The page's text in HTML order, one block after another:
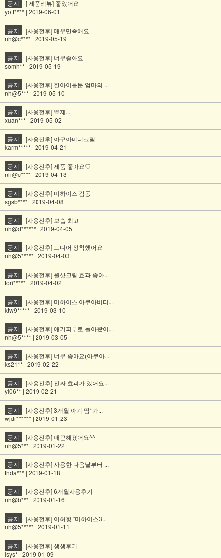
공지
[ 제품리뷰] 좋았어요
yott**** | 2019-06-01
공지
[사용전후] 매우만족해요
nh@c**** | 2019-05-19
공지
[사용전후] 너무좋아요
somh** | 2019-05-19
공지
[사용전후] 한아이를둔 엄마의 ...
nh@5*** | 2019-05-10
공지
[사용전후] 💛제...
xuan*** | 2019-05-02
공지
[사용전후] 아쿠아버터크림
karm***** | 2019-04-21
공지
[사용전후] 제품 좋아요♡
nh@c**** | 2019-04-13
공지
[사용전후] 미하이스 감동
sgsb**** | 2019-04-08
공지
[사용전후] 보습 최고
nh@d****** | 2019-04-05
공지
[사용전후] 드디어 정착했어요
nh@5***** | 2019-04-03
공지
[사용전후] 원샷크림 효과 좋아...
tori***** | 2019-04-02
공지
[사용전후] 미하이스 아쿠아버터...
ktw9***** | 2019-03-10
공지
[사용전후] 애기피부로 돌아왔어...
nh@5**** | 2019-03-05
공지
[사용전후] 너무 좋아요(아쿠아...
ks21** | 2019-02-22
공지
[사용전후] 진짜 효과가 있어요...
yl06** | 2019-02-21
공지
[사용전후] 3개월 아기 땀*가...
wjdr****** | 2019-01-23
공지
[사용전후] 매끈해졌어요^^
nh@5*** | 2019-01-22
공지
[사용전후] 사용한 다음날부터 ...
thda*** | 2019-01-18
공지
[사용전후] 6개월사용후기
nh@b*** | 2019-01-16
공지
[사용전후] 어허헝 "미하이스3...
nh@5***** | 2019-01-11
공지
[사용전후] 생생후기
lsys* | 2019-01-09